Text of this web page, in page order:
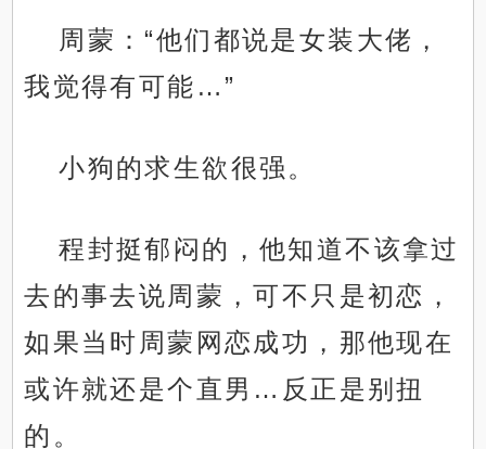
周蒙：“他们都说是女装大佬，
我觉得有可能…”
小狗的求生欲很强。
程封挺郁闷的，他知道不该拿过
去的事去说周蒙，可不只是初恋，
如果当时周蒙网恋成功，那他现在
或许就还是个直男…反正是别扭
的。